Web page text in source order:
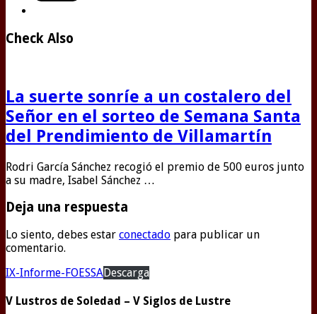
Check Also
La suerte sonríe a un costalero del
Señor en el sorteo de Semana Santa
del Prendimiento de Villamartín
Rodri García Sánchez recogió el premio de 500 euros junto
a su madre, Isabel Sánchez …
Deja una respuesta
Lo siento, debes estar conectado para publicar un
comentario.
IX-Informe-FOESSADescarga
V Lustros de Soledad – V Siglos de Lustre